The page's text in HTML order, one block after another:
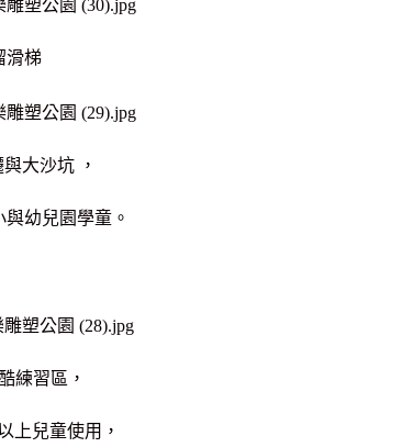
滑梯
大沙坑 ，
幼兒園學童。
練習區，
上兒童使用，